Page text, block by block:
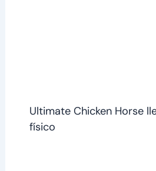
Ultimate Chicken Horse
físico